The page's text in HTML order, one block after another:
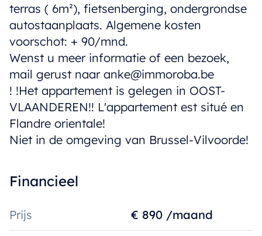
terras ( 6m²), fietsenberging, ondergrondse
autostaanplaats. Algemene kosten
voorschot: + 90/mnd.
Wenst u meer informatie of een bezoek,
mail gerust naar anke@immoroba.be
! !Het appartement is gelegen in OOST-
VLAANDEREN!! L'appartement est situé en
Flandre orientale!
Niet in de omgeving van Brussel-Vilvoorde!
Financieel
Prijs € 890 /maand